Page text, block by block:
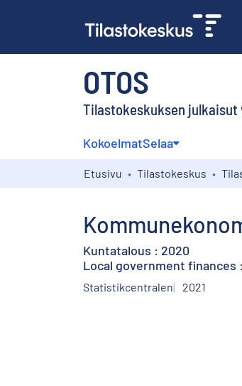
OTOS
Tilastokeskuksen julkaisut
KokoelmatSelaa
Etusivu Tilastokeskus
Kuntatalous : 2020
Local government finances
Statistikcentralen 2021